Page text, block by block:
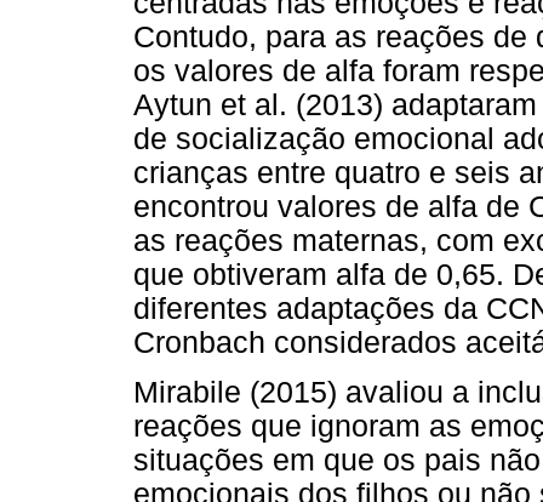
Contudo, para as reações
os valores de alfa foram
Aytun et al. (2013)
de socialização emocional
crianças entre quatro e seis
encontrou valores de alfa de
as reações maternas, com
que obtiveram alfa de 0,65.
diferentes adaptações da
Cronbach considerados
Mirabile (2015) avaliou a
reações que ignoram as
situações em que os pais
emocionais dos filhos ou